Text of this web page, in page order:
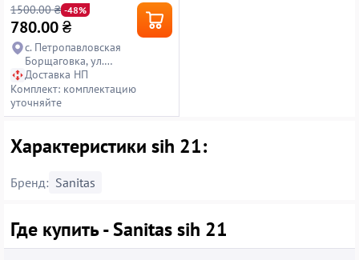
1500.00 ₴ -48%
780.00₴
с. Петропавловская
Борщаговка, ул.
Петропавловская, 14
Доставка НП
Комплект: комплектацию
уточняйте
Характеристики sih 21:
Бренд: Sanitas
Где купить - Sanitas sih 21